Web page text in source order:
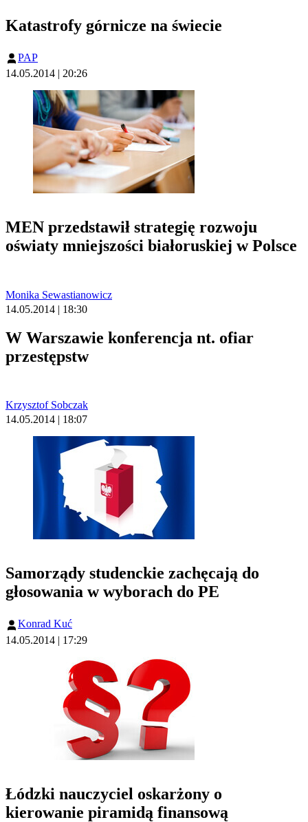
Katastrofy górnicze na świecie
PAP
14.05.2014 | 20:26
MEN przedstawił strategię rozwoju
oświaty mniejszości białoruskiej w Polsce
Monika Sewastianowicz
14.05.2014 | 18:30
W Warszawie konferencja nt. ofiar
przestępstw
Krzysztof Sobczak
14.05.2014 | 18:07
Samorządy studenckie zachęcają do
głosowania w wyborach do PE
Konrad Kuć
14.05.2014 | 17:29
Łódzki nauczyciel oskarżony o
kierowanie piramidą finansową